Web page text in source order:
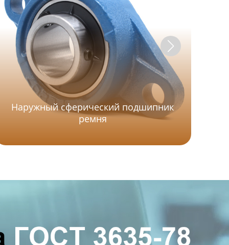
Наружный сферический подшипник
ремня